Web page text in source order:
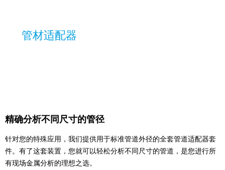
管材适配器
精确分析不同尺寸的管径
针对您的特殊应用，我们提供用于标准管道外径的全套管道适配器套
件。有了这套装置，您就可以轻松分析不同尺寸的管道，是您进行所
有现场金属分析的理想之选。